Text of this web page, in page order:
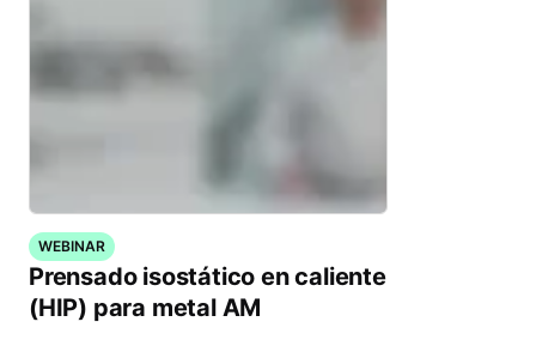
WEBINAR
Prensado isostático en caliente
(HIP) para metal AM